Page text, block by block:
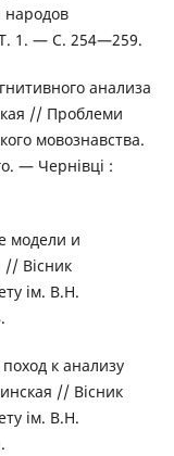
народов
1. — С. 254—259.
анализа
// Проблеми
мовознавства.
— Чернівці :
модели и
Вісник
ім. В.Н.
к анализу
// Вісник
ім. В.Н.